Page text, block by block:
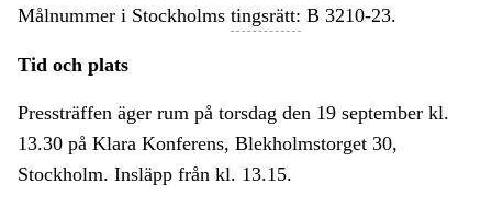
Målnummer i Stockholms tingsrätt: B 3210-23.
Tid och plats
Pressträffen äger rum på torsdag den 19 september kl.
13.30 på Klara Konferens, Blekholmstorget 30,
Stockholm. Insläpp från kl. 13.15.